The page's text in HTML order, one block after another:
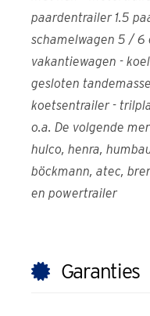
paardentrailer 1.5
schamelwagen 5 /
vakantiewagen -
gesloten
koetsentrailer -
o.a. De volgende
hulco, henra,
böckmann, atec,
en powertrailer
Garanties